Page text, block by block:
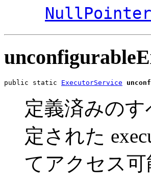
public static ExecutorService
定義済みの
定された
てアクセス